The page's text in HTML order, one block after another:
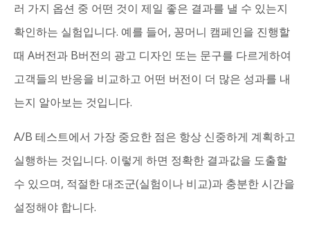
러 가지 옵션 중 어떤 것이 제일 좋은 결과를 낼 수 있는지
확인하는 실험입니다. 예를 들어, 꽁머니 캠페인을 진행할
때 A버전과 B버전의 광고 디자인 또는 문구를 다르게하여
고객들의 반응을 비교하고 어떤 버전이 더 많은 성과를 내
는지 알아보는 것입니다.
A/B 테스트에서 가장 중요한 점은 항상 신중하게 계획하고
실행하는 것입니다. 이렇게 하면 정확한 결과값을 도출할
수 있으며, 적절한 대조군(실험이나 비교)과 충분한 시간을
설정해야 합니다.